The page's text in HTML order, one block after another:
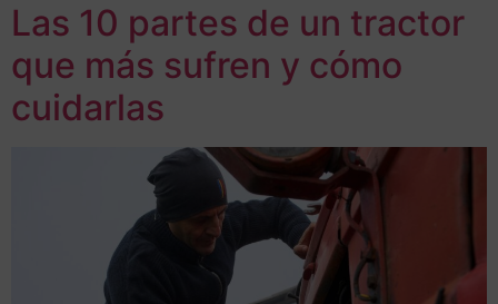
Las 10 partes de un tractor
que más sufren y cómo
cuidarlas